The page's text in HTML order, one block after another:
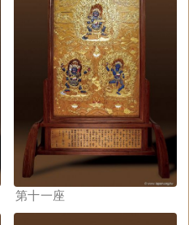
第十一座